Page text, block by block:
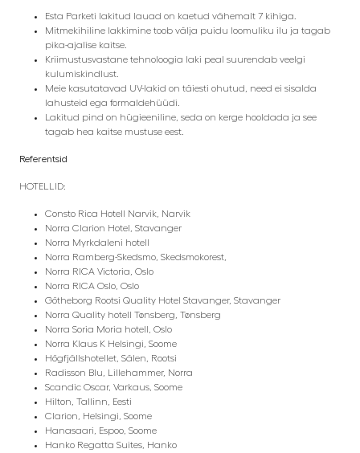
Esta Parketi lakitud lauad on kaetud vähemalt 7 kihiga.
Mitmekihiline lakkimine toob välja puidu loomuliku ilu ja tagab
pika-ajalise kaitse.
Kriimustusvastane tehnoloogia laki peal suurendab veelgi
kulumiskindlust.
Meie kasutatavad UV-lakid on täiesti ohutud, need ei sisalda
lahusteid ega formaldehüüdi.
Lakitud pind on hügieeniline, seda on kerge hooldada ja see
tagab hea kaitse mustuse eest.
Referentsid
HOTELLID:
Consto Rica Hotell Narvik, Narvik
Norra Clarion Hotel, Stavanger
Norra Myrkdaleni hotell
Norra Ramberg-Skedsmo, Skedsmokorest,
Norra RICA Victoria, Oslo
Norra RICA Oslo, Oslo
Götheborg Rootsi Quality Hotel Stavanger, Stavanger
Norra Quality hotell Tønsberg, Tønsberg
Norra Soria Moria hotell, Oslo
Norra Klaus K Helsingi, Soome
Högfjällshotellet, Sälen, Rootsi
Radisson Blu, Lillehammer, Norra
Scandic Oscar, Varkaus, Soome
Hilton, Tallinn, Eesti
Clarion, Helsingi, Soome
Hanasaari, Espoo, Soome
Hanko Regatta Suites, Hanko